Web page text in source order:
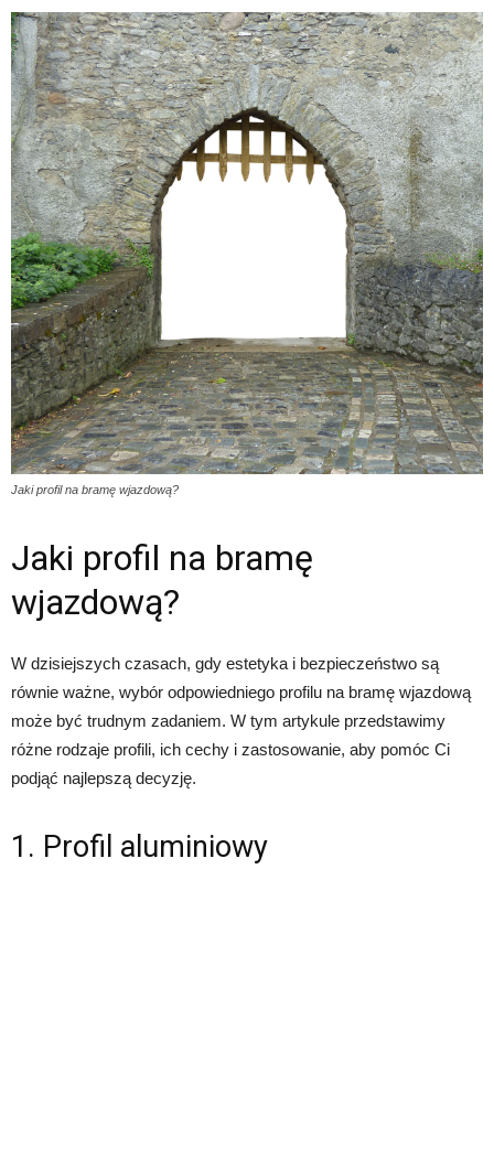
Jaki profil na bramę wjazdową?
Jaki profil na bramę
wjazdową?
W dzisiejszych czasach, gdy estetyka i bezpieczeństwo są
równie ważne, wybór odpowiedniego profilu na bramę wjazdową
może być trudnym zadaniem. W tym artykule przedstawimy
różne rodzaje profili, ich cechy i zastosowanie, aby pomóc Ci
podjąć najlepszą decyzję.
1. Profil aluminiowy